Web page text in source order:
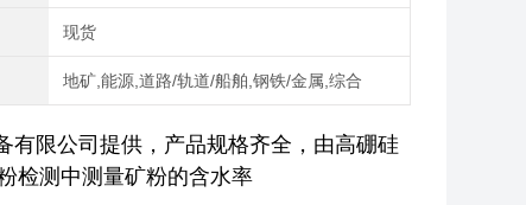
现货
地矿,能源,道路/轨道/船舶,钢铁/金属,综合
有限公司提供，产品规格齐全，由高硼硅
检测中测量矿粉的含水率